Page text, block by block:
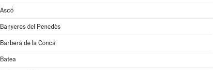
Ascó
Banyeres del Penedès
Barberà de la Conca
Batea